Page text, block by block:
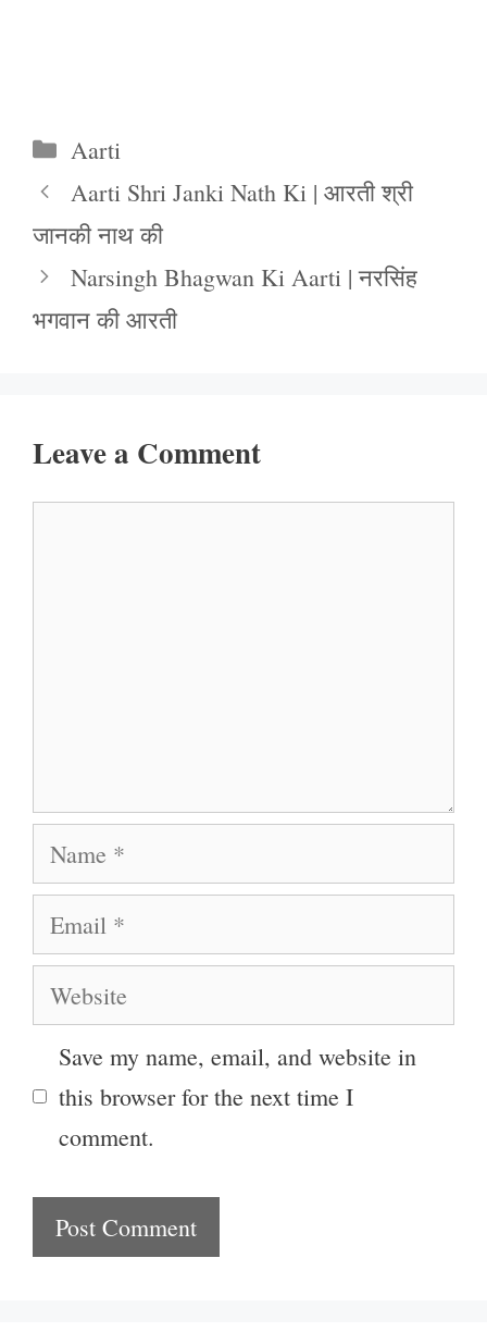
Categories
Aarti
Aarti Shri Janki Nath Ki | आरती श्री
जानकी नाथ की
Narsingh Bhagwan Ki Aarti | नरसिंह
भगवान की आरती
Leave a Comment
Name
Email
Website
Save my name, email, and website in
this browser for the next time I
comment.